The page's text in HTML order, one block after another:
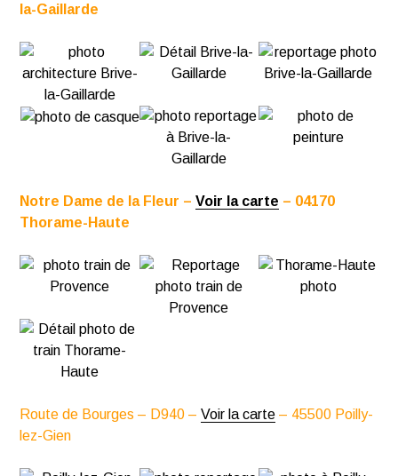
la-Gaillarde
Notre Dame de la Fleur –Voir la carte – 04170
Thorame-Haute
Route de Bourges – D940 –Voir la carte – 45500 Poilly-
lez-Gien